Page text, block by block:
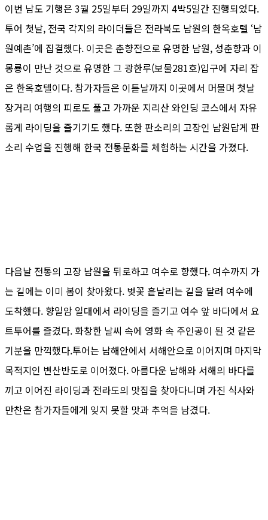
이번 남도 기행은 3월 25일부터 29일까지 4박5일간 진행되었다.
투어 첫날, 전국 각지의 라이더들은 전라북도 남원의 한옥호텔 ‘남
원예촌’에 집결했다. 이곳은 춘향전으로 유명한 남원, 성춘향과 이
몽룡이 만난 것으로 유명한 그 광한루(보물281호)입구에 자리 잡
은 한옥호텔이다. 참가자들은 이튿날까지 이곳에서 머물며 첫날
장거리 여행의 피로도 풀고 가까운 지리산 와인딩 코스에서 자유
롭게 라이딩을 즐기기도 했다. 또한 판소리의 고장인 남원답게 판
소리 수업을 진행해 한국 전통문화를 체험하는 시간을 가졌다.
다음날 전통의 고장 남원을 뒤로하고 여수로 향했다. 여수까지 가
는 길에는 이미 봄이 찾아왔다. 벚꽃 흩날리는 길을 달려 여수에
도착했다. 향일암 일대에서 라이딩을 즐기고 여수 앞 바다에서 요
트투어를 즐겼다. 화창한 날씨 속에 영화 속 주인공이 된 것 같은
기분을 만끽했다.투어는 남해안에서 서해안으로 이어지며 마지막
목적지인 변산반도로 이어졌다. 아름다운 남해와 서해의 바다를
끼고 이어진 라이딩과 전라도의 맛집을 찾아다니며 가진 식사와
만찬은 참가자들에게 잊지 못할 맛과 추억을 남겼다.